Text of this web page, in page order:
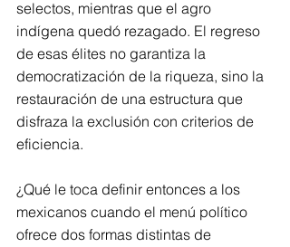
selectos, mientras que el agro
indígena quedó rezagado. El regreso
de esas élites no garantiza la
democratización de la riqueza, sino la
restauración de una estructura que
disfraza la exclusión con criterios de
eficiencia.
¿Qué le toca definir entonces a los
mexicanos cuando el menú político
ofrece dos formas distintas de